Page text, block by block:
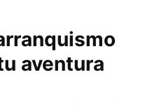
aventura